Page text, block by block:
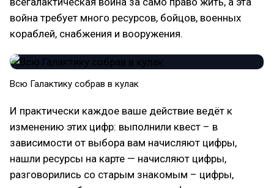
война требует много ресурсов, бойцов, военных
кораблей, снабжения и вооружения.
Всю Галактику собрав в кулак
И практически каждое ваше действие ведёт к
изменению этих цифр: выполнили квест – в
зависимости от выбора вам начисляют цифры,
нашли ресурсы на карте — начисляют цифры,
разговорились со старым знакомым – цифры,